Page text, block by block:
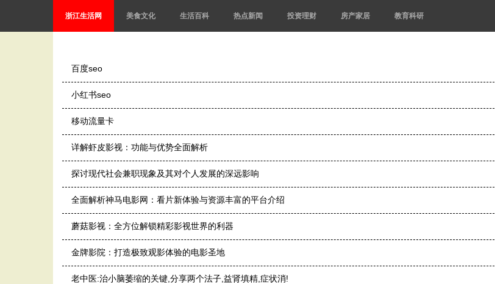
浙江生活网 美食文化 生活百科 热点新闻 投资理财 房产家居 教育科研
百度seo
小红书seo
移动流量卡
详解虾皮影视：功能与优势全面解析
探讨现代社会兼职现象及其对个人发展的深远影响
全面解析神马电影网：看片新体验与资源丰富的平台介绍
蘑菇影视：全方位解锁精彩影视世界的利器
金牌影院：打造极致观影体验的电影圣地
老中医:治小脑萎缩的关键,分享两个法子,益肾填精,症状消!